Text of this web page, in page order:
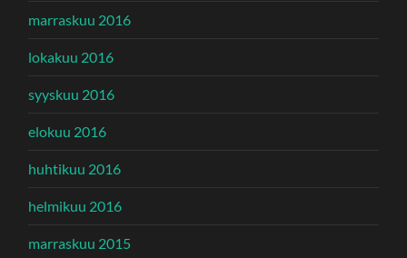
marraskuu 2016
lokakuu 2016
syyskuu 2016
elokuu 2016
huhtikuu 2016
helmikuu 2016
marraskuu 2015